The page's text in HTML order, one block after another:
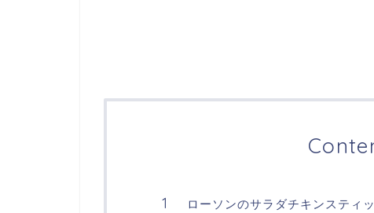
ローソンのサラダチキンスティ